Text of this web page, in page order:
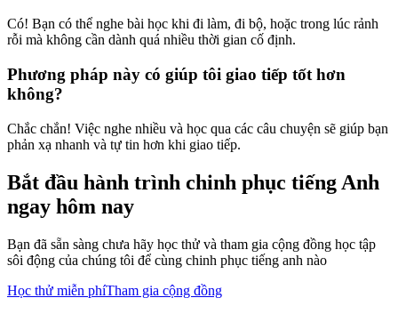
Có! Bạn có thể nghe bài học khi đi làm, đi bộ, hoặc trong lúc rảnh
rỗi mà không cần dành quá nhiều thời gian cố định.
Phương pháp này có giúp tôi giao tiếp tốt hơn
không?
Chắc chắn! Việc nghe nhiều và học qua các câu chuyện sẽ giúp bạn
phản xạ nhanh và tự tin hơn khi giao tiếp.
Bắt đầu hành trình chinh phục tiếng Anh
ngay hôm nay
Bạn đã sẵn sàng chưa hãy học thử và tham gia cộng đồng học tập
sôi động của chúng tôi để cùng chinh phục tiếng anh nào
Học thử miễn phíTham gia cộng đồng